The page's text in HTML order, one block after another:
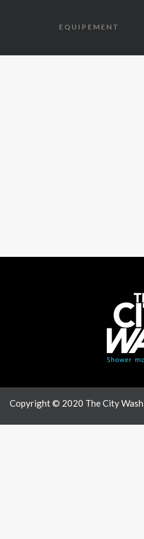
EQUIPEMENT
Copyright © 2020 The City